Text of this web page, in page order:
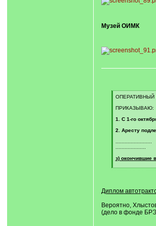
Музей ОИМК
[
]
ОПЕРАТИВНЫЙ
ПРИКАЗЫВАЮ:
1. С 1-го
2. Аресту
з) окончившие
[
Диплом
Вероятно,
(дело в фонде